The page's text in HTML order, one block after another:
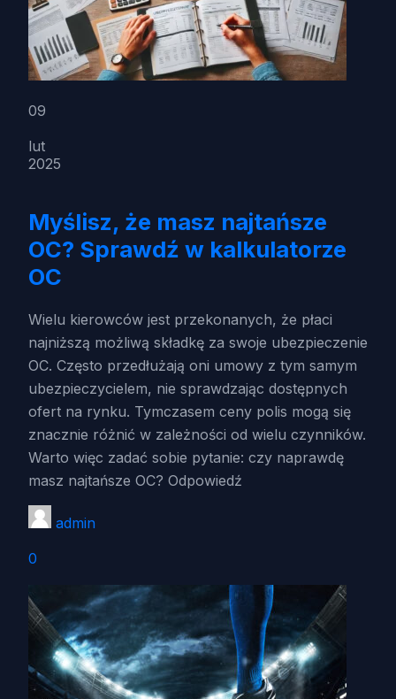
09
lut
2025
Myślisz, że masz najtańsze
OC? Sprawdź w kalkulatorze
OC
Wielu kierowców jest przekonanych, że płaci
najniższą możliwą składkę za swoje ubezpieczenie
OC. Często przedłużają oni umowy z tym samym
ubezpieczycielem, nie sprawdzając dostępnych
ofert na rynku. Tymczasem ceny polis mogą się
znacznie różnić w zależności od wielu czynników.
Warto więc zadać sobie pytanie: czy naprawdę
masz najtańsze OC? Odpowiedź
admin
0